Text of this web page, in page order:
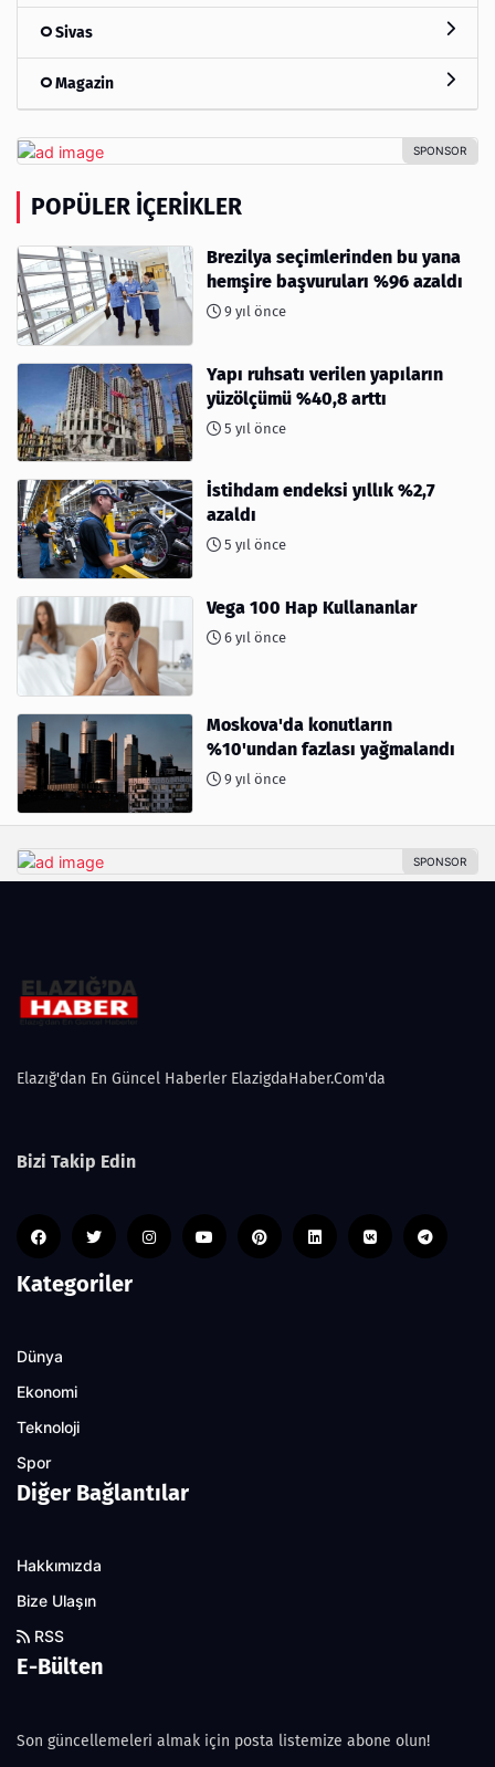
Sivas
Magazin
POPÜLER İÇERIKLER
Brezilya seçimlerinden bu yana
hemşire başvuruları %96 azaldı
9 yıl önce
Yapı ruhsatı verilen yapıların
yüzölçümü %40,8 arttı
5 yıl önce
İstihdam endeksi yıllık %2,7
azaldı
5 yıl önce
Vega 100 Hap Kullananlar
6 yıl önce
Moskova'da konutların
%10'undan fazlası yağmalandı
9 yıl önce
Elazığ'dan En Güncel Haberler ElazigdaHaber.Com'da
Bizi Takip Edin
Kategoriler
Dünya
Ekonomi
Teknoloji
Spor
Diğer Bağlantılar
Hakkımızda
Bize Ulaşın
RSS
E-Bülten
Son güncellemeleri almak için posta listemize abone olun!